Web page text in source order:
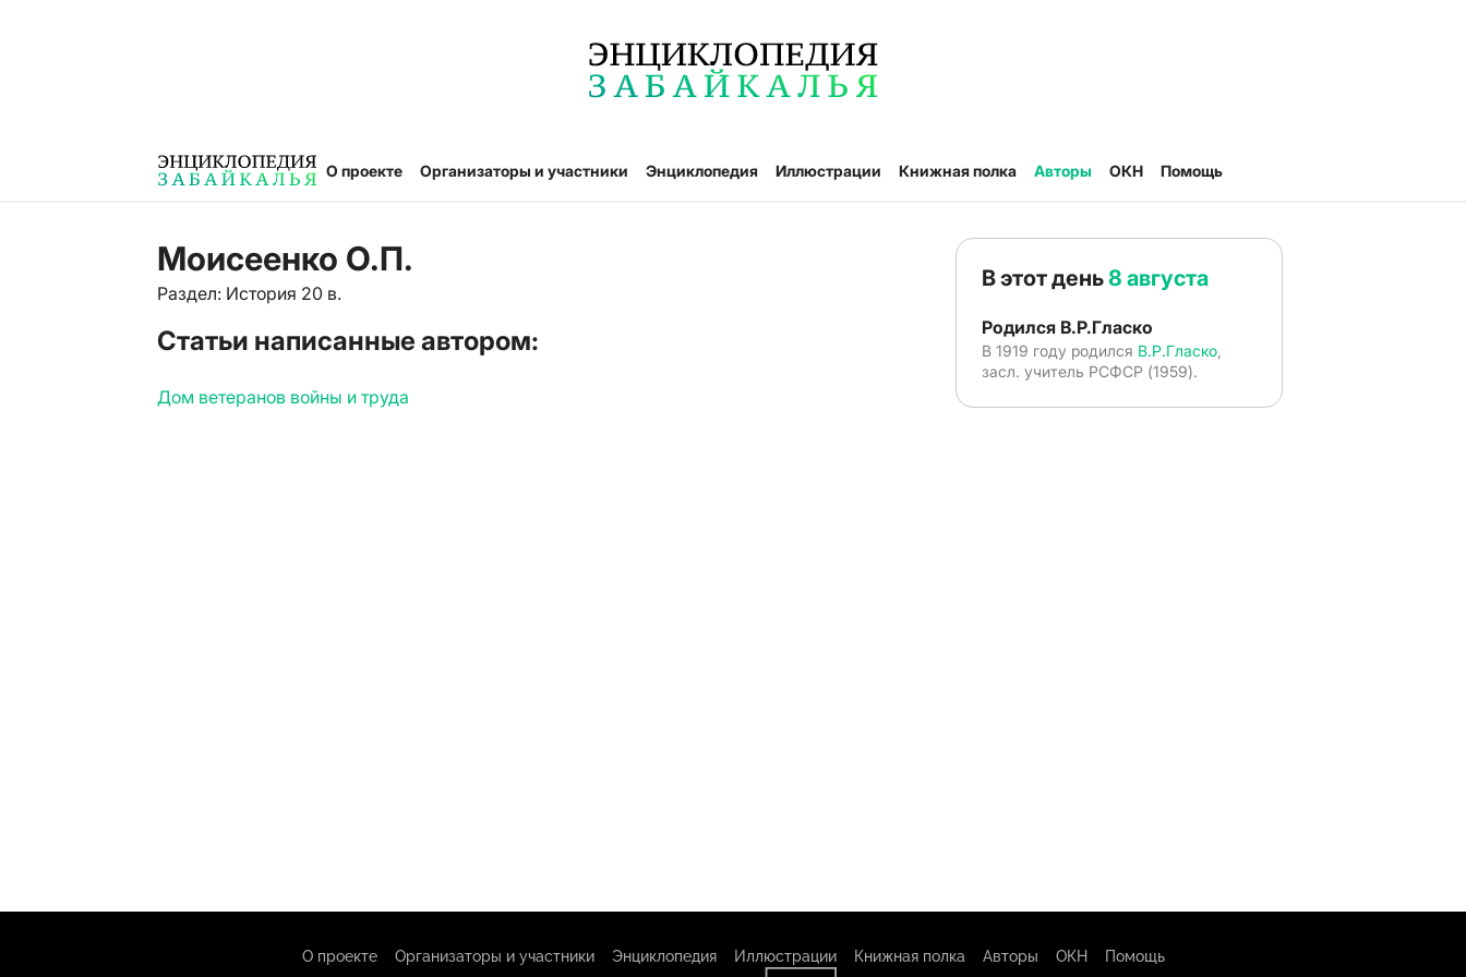
О проекте Организаторы и участники Энциклопедия Иллюстрации Книжная полка Авторы ОКН Помощь
Моисеенко О.П.
Раздел: История 20 в.
Статьи написанные автором:
Дом ветеранов войны и труда
В этот день8 августа
Родился В.Р.Гласко
В 1919 году родился В.Р.Гласко
засл. учитель РСФСР (1959).
О проекте Организаторы и участники Энциклопедия Иллюстрации Книжная полка Авторы ОКН Помощь